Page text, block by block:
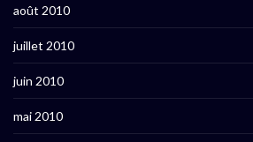
août 2010
juillet 2010
juin 2010
mai 2010